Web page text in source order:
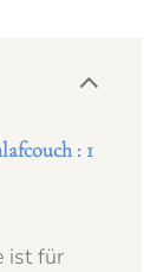
: 1
ist für